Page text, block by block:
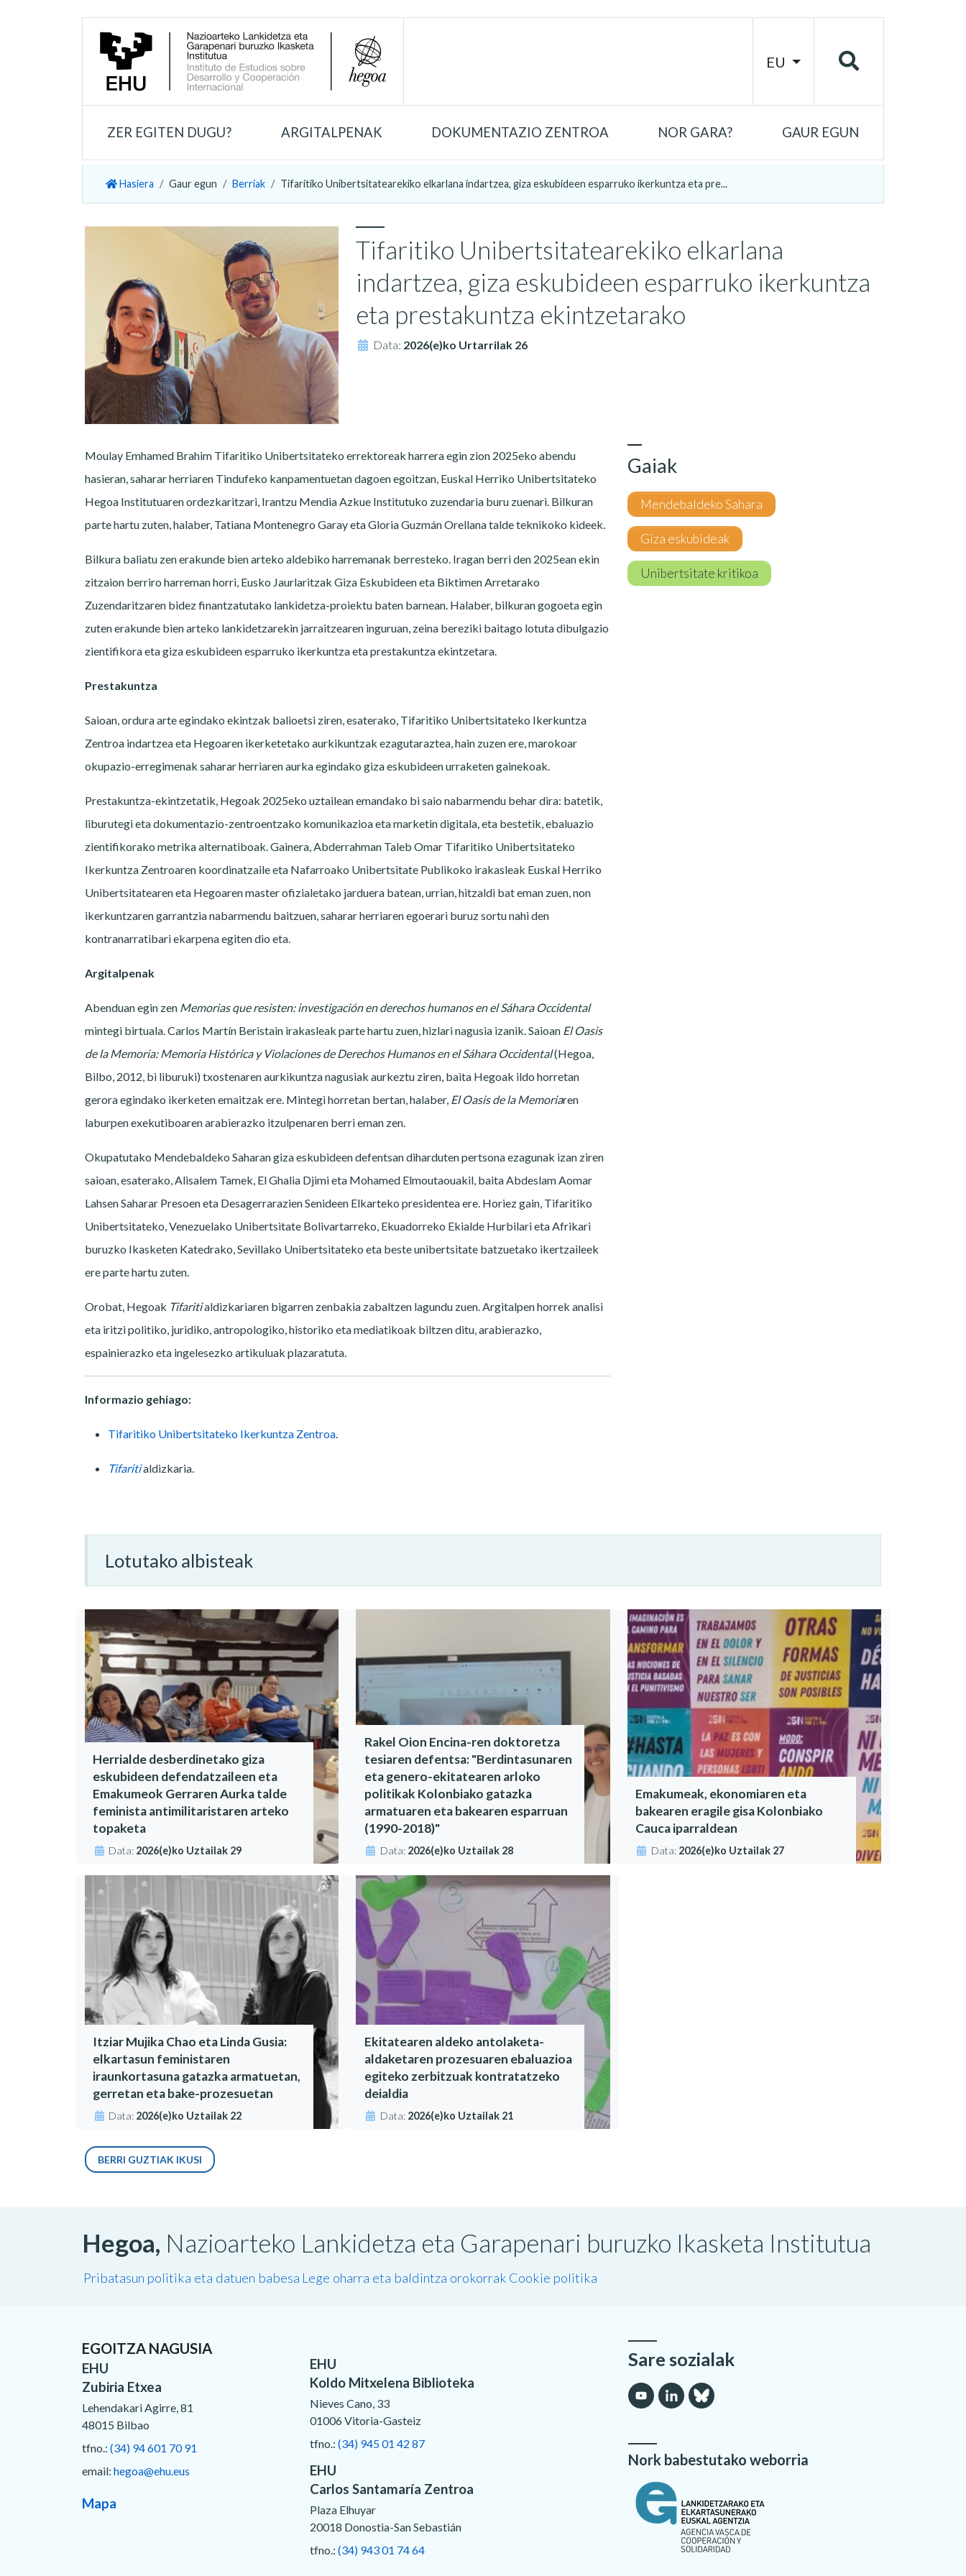
EU
ZER EGITEN DUGU? ARGITALPENAK DOKUMENTAZIO ZENTROA NOR GARA? GAUR EGUN
Hasiera Gaur egun Berriak Tifaritiko Unibertsitatearekiko elkarlana indartzea, giza eskubideen esparruko ikerkuntza eta pre...
Tifaritiko Unibertsitatearekiko elkarlana
indartzea, giza eskubideen esparruko ikerkuntza
eta prestakuntza ekintzetarako
Data: 2026(e)ko Urtarrilak 26
Moulay Emhamed Brahim Tifaritiko Unibertsitateko errektoreak harrera egin zion 2025eko abendu
hasieran, saharar herriaren Tindufeko kanpamentuetan dagoen egoitzan, Euskal Herriko Unibertsitateko
Hegoa Institutuaren ordezkaritzari, Irantzu Mendia Azkue Institutuko zuzendaria buru zuenari. Bilkuran
parte hartu zuten, halaber, Tatiana Montenegro Garay eta Gloria Guzmán Orellana talde teknikoko kideek.
Bilkura baliatu zen erakunde bien arteko aldebiko harremanak berresteko. Iragan berri den 2025ean ekin
zitzaion berriro harreman horri, Eusko Jaurlaritzak Giza Eskubideen eta Biktimen Arretarako
Zuzendaritzaren bidez finantzatutako lankidetza-proiektu baten barnean. Halaber, bilkuran gogoeta egin
zuten erakunde bien arteko lankidetzarekin jarraitzearen inguruan, zeina bereziki baitago lotuta dibulgazio
zientifikora eta giza eskubideen esparruko ikerkuntza eta prestakuntza ekintzetara.
Prestakuntza
Saioan, ordura arte egindako ekintzak balioetsi ziren, esaterako, Tifaritiko Unibertsitateko Ikerkuntza
Zentroa indartzea eta Hegoaren ikerketetako aurkikuntzak ezagutaraztea, hain zuzen ere, marokoar
okupazio-erregimenak saharar herriaren aurka egindako giza eskubideen urraketen gainekoak.
Prestakuntza-ekintzetatik, Hegoak 2025eko uztailean emandako bi saio nabarmendu behar dira: batetik,
liburutegi eta dokumentazio-zentroentzako komunikazioa eta marketin digitala, eta bestetik, ebaluazio
zientifikorako metrika alternatiboak. Gainera, Abderrahman Taleb Omar Tifaritiko Unibertsitateko
Ikerkuntza Zentroaren koordinatzaile eta Nafarroako Unibertsitate Publikoko irakasleak Euskal Herriko
Unibertsitatearen eta Hegoaren master ofizialetako jarduera batean, urrian, hitzaldi bat eman zuen, non
ikerkuntzaren garrantzia nabarmendu baitzuen, saharar herriaren egoerari buruz sortu nahi den
kontranarratibari ekarpena egiten dio eta.
Argitalpenak
Abenduan egin zen Memorias que resisten: investigación en derechos humanos en el Sáhara Occidental
mintegi birtuala. Carlos Martín Beristain irakasleak parte hartu zuen, hizlari nagusia izanik. Saioan El Oasis
de la Memoria: Memoria Histórica y Violaciones de Derechos Humanos en el Sáhara Occidental(Hegoa,
Bilbo, 2012, bi liburuki) txostenaren aurkikuntza nagusiak aurkeztu ziren, baita Hegoak ildo horretan
gerora egindako ikerketen emaitzak ere. Mintegi horretan bertan, halaber, El Oasis de la Memoriaren
laburpen exekutiboaren arabierazko itzulpenaren berri eman zen.
Okupatutako Mendebaldeko Saharan giza eskubideen defentsan diharduten pertsona ezagunak izan ziren
saioan, esaterako, Alisalem Tamek, El Ghalia Djimi eta Mohamed Elmoutaouakil, baita Abdeslam Aomar
Lahsen Saharar Presoen eta Desagerrarazien Senideen Elkarteko presidentea ere. Horiez gain, Tifaritiko
Unibertsitateko, Venezuelako Unibertsitate Bolivartarreko, Ekuadorreko Ekialde Hurbilari eta Afrikari
buruzko Ikasketen Katedrako, Sevillako Unibertsitateko eta beste unibertsitate batzuetako ikertzaileek
ere parte hartu zuten.
Orobat, Hegoak Tifaritialdizkariaren bigarren zenbakia zabaltzen lagundu zuen. Argitalpen horrek analisi
eta iritzi politiko, juridiko, antropologiko, historiko eta mediatikoak biltzen ditu, arabierazko,
espainierazko eta ingelesezko artikuluak plazaratuta.
Informazio gehiago:
Tifaritiko Unibertsitateko Ikerkuntza Zentroa.
Tifaritialdizkaria.
Gaiak
Mendebaldeko Sahara
Giza eskubideak
Unibertsitate kritikoa
Lotutako albisteak
Herrialde desberdinetako giza
eskubideen defendatzaileen eta
Emakumeok Gerraren Aurka talde
feminista antimilitaristaren arteko
topaketa
Data: 2026(e)ko Uztailak 29
Rakel Oion Encina-ren doktoretza
tesiaren defentsa: "Berdintasunaren
eta genero-ekitatearen arloko
politikak Kolonbiako gatazka
armatuaren eta bakearen esparruan
(1990-2018)"
Data: 2026(e)ko Uztailak 28
Emakumeak, ekonomiaren eta
bakearen eragile gisa Kolonbiako
Cauca iparraldean
Data: 2026(e)ko Uztailak 27
Itziar Mujika Chao eta Linda Gusia:
elkartasun feministaren
iraunkortasuna gatazka armatuetan,
gerretan eta bake-prozesuetan
Data: 2026(e)ko Uztailak 22
Ekitatearen aldeko antolaketa-
aldaketaren prozesuaren ebaluazioa
egiteko zerbitzuak kontratatzeko
deialdia
Data: 2026(e)ko Uztailak 21
BERRI GUZTIAK IKUSI
Hegoa, Nazioarteko Lankidetza eta Garapenari buruzko Ikasketa Institutua
Pribatasun politika eta datuen babesa Lege oharra eta baldintza orokorrak Cookie politika
EGOITZA NAGUSIA
EHU
Zubiria Etxea
Lehendakari Agirre, 81
48015 Bilbao
tfno.: (34) 94 601 70 91
email: hegoa@ehu.eus
Mapa
EHU
Koldo Mitxelena Biblioteka
Nieves Cano, 33
01006 Vitoria-Gasteiz
tfno.: (34) 945 01 42 87
EHU
Carlos Santamaría Zentroa
Plaza Elhuyar
20018 Donostia-San Sebastián
tfno.: (34) 943 01 74 64
Sare sozialak
Nork babestutako weborria